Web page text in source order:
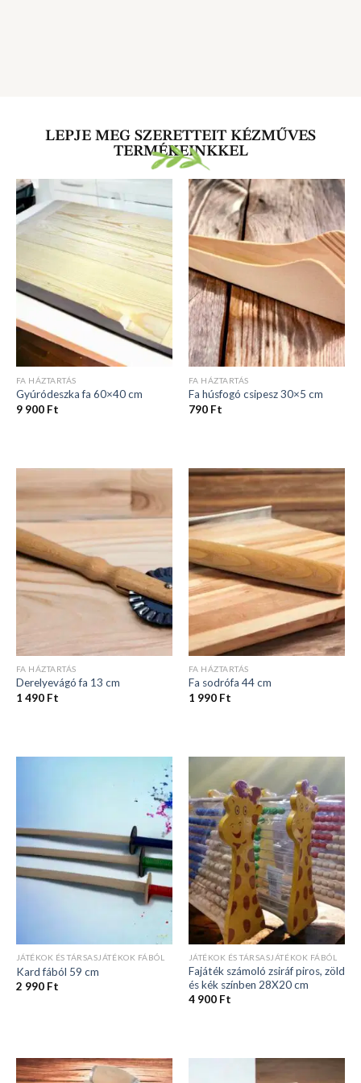
LEPJE MEG SZERETTEIT KÉZMŰVES
TERMÉKEINKKEL
FA HÁZTARTÁS
Gyúródeszka fa 60×40 cm
9 900 Ft
FA HÁZTARTÁS
Fa húsfogó csipesz 30×5 cm
790 Ft
FA HÁZTARTÁS
Derelyevágó fa 13 cm
1 490 Ft
FA HÁZTARTÁS
Fa sodrófa 44 cm
1 990 Ft
JÁTÉKOK ÉS TÁRSASJÁTÉKOK FÁBÓL
Kard fából 59 cm
2 990 Ft
JÁTÉKOK ÉS TÁRSASJÁTÉKOK FÁBÓL
Fajáték számoló zsiráf piros, zöld
és kék színben 28X20 cm
4 900 Ft